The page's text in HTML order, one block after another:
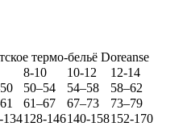
8-10 10-12
12-14
50–54 54–58
58–62
61–67 67–73
73–79
134128-146140-158152-170